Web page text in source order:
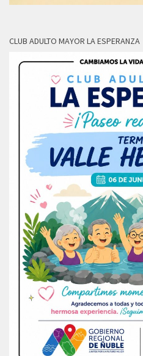
CLUB ADULTO MAYOR LA ESPERANZA